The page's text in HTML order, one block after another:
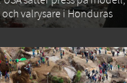
valrysare i Honduras